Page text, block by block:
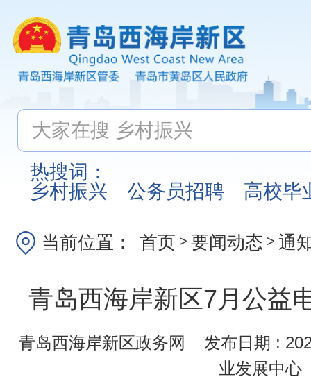
热搜词：
乡村振兴
公务员招聘 高校毕
当前位置： 首页 > 要闻动态 > 通
青岛西海岸新区7月公益
青岛西海岸新区政务网
发布日期 :
业发展中心